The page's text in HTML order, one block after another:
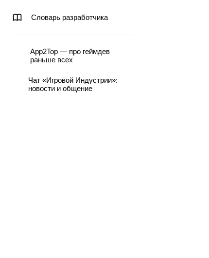
Словарь разработчика
App2Top — про геймдев
раньше всех
Чат «Игровой Индустрии»:
новости и общение